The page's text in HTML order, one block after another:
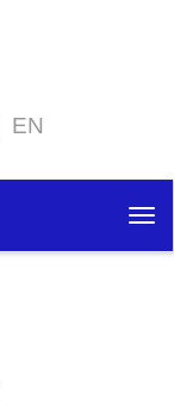
EN